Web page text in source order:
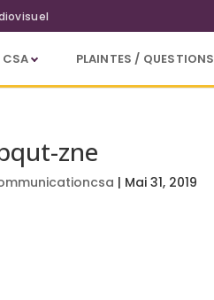
CSA PLAINTES / QUESTIONS
zne
| Mai 31, 2019